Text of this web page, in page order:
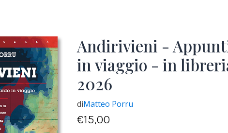
Andirivieni -
in viaggio - in
2026
diMatteo Porru
€15,00